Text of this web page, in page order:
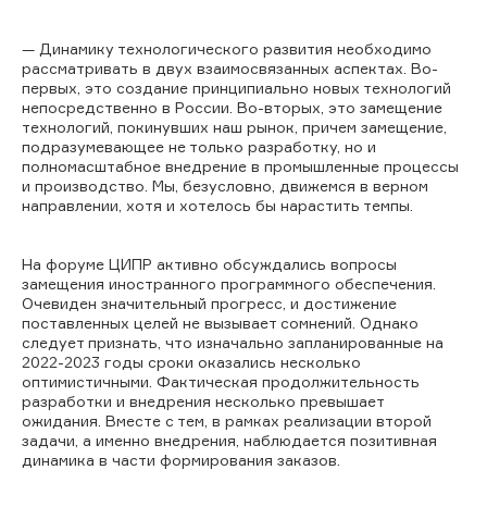
— Динамику технологического развития необходимо
рассматривать в двух взаимосвязанных аспектах. Во-
первых, это создание принципиально новых технологий
непосредственно в России. Во-вторых, это замещение
технологий, покинувших наш рынок, причем замещение,
подразумевающее не только разработку, но и
полномасштабное внедрение в промышленные процессы
и производство. Мы, безусловно, движемся в верном
направлении, хотя и хотелось бы нарастить темпы.
На форуме ЦИПР активно обсуждались вопросы
замещения иностранного программного обеспечения.
Очевиден значительный прогресс, и достижение
поставленных целей не вызывает сомнений. Однако
следует признать, что изначально запланированные на
2022-2023 годы сроки оказались несколько
оптимистичными. Фактическая продолжительность
разработки и внедрения несколько превышает
ожидания. Вместе с тем, в рамках реализации второй
задачи, а именно внедрения, наблюдается позитивная
динамика в части формирования заказов.